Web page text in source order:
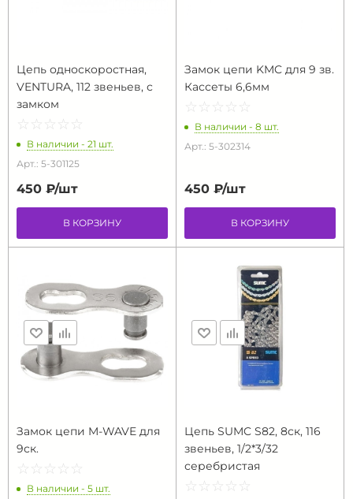
Цепь односкоростная,
VENTURA, 112 звеньев, с
замком
☆ ☆ ☆ ☆ ☆
★ ★ ★ ★ ★
В наличии - 21 шт.
Арт.: 5-301125
450 ₽/шт
В КОРЗИНУ
Замок цепи KMC для 9 зв.
Кассеты 6,6мм
☆ ☆ ☆ ☆ ☆
★ ★ ★ ★ ★
В наличии - 8 шт.
Арт.: 5-302314
450 ₽/шт
В КОРЗИНУ
Замок цепи M-WAVE для
9ск.
☆ ☆ ☆ ☆ ☆
★ ★ ★ ★ ★
В наличии - 5 шт.
Цепь SUMC S82, 8ск, 116
звеньев, 1/2*3/32
серебристая
☆ ☆ ☆ ☆ ☆
★ ★ ★ ★ ★